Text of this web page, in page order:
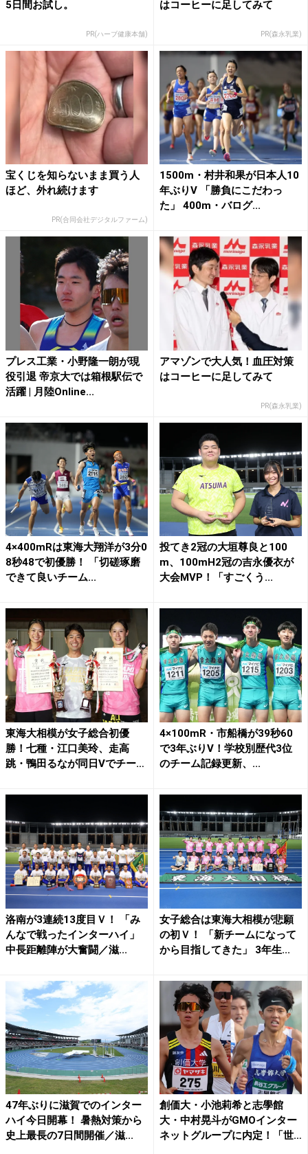
5日間お試し。
PR(ハーブ健康本舗)
はコーヒーに足してみて
PR(森永乳業)
宝くじを知らないまま買う人
ほど、外れ続けます
PR(合同会社デジタルファーム)
1500m・村井和果が日本人10
年ぶりV 「勝負にこだわっ
た」 400m・バログ...
プレス工業・小野隆一朗が現
役引退 帝京大では箱根駅伝で
活躍 | 月陸Online...
アマゾンで大人気！血圧対策
はコーヒーに足してみて
PR(森永乳業)
4×400mRは東海大翔洋が3分0
8秒48で初優勝！ 「切磋琢磨
できて良いチーム...
投てき2冠の大垣尊良と100
m、100mH2冠の吉永優衣が
大会MVP！「すごくう...
東海大相模が女子総合初優
勝！七種・江口美玲、走高
跳・鴨田るなが同日Vでチーム
4×100mR・市船橋が39秒60
で3年ぶりV！学校別歴代3位
のチーム記録更新、...
洛南が3連続13度目Ｖ！ 「み
んなで戦ったインターハイ」
中長距離陣が大奮闘／滋...
女子総合は東海大相模が悲願
の初Ｖ！ 「新チームになって
から目指してきた」 3年生...
47年ぶりに滋賀でのインター
ハイ今日開幕！ 暑熱対策から
史上最長の7日間開催／滋...
創価大・小池莉希と志學館
大・中村晃斗がGMOインター
ネットグループに内定！「世